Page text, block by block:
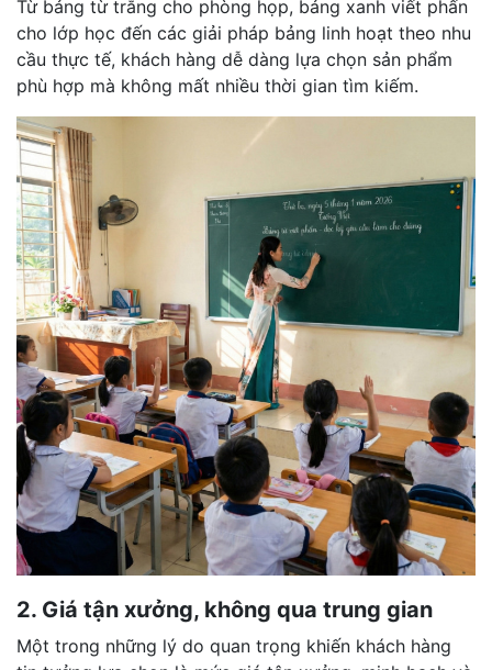
Từ bảng từ trắng cho phòng họp, bảng xanh viết phấn
cho lớp học đến các giải pháp bảng linh hoạt theo nhu
cầu thực tế, khách hàng dễ dàng lựa chọn sản phẩm
phù hợp mà không mất nhiều thời gian tìm kiếm.
2. Giá tận xưởng, không qua trung gian
Một trong những lý do quan trọng khiến khách hàng